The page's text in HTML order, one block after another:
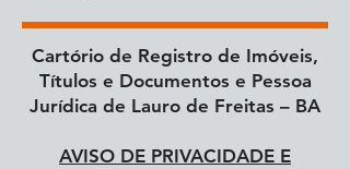
Cartório de Registro de Imóveis,
Títulos e Documentos e Pessoa
Jurídica de Lauro de Freitas – BA
AVISO DE PRIVACIDADE E